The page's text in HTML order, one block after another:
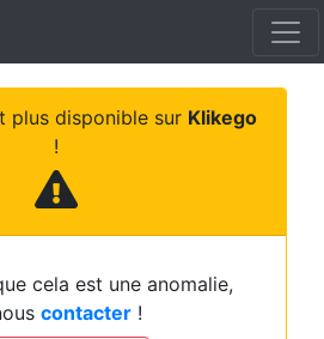
plus disponible sur Klikego
!
cela est une anomalie,
contacter !